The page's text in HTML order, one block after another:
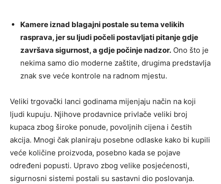
Kamere iznad blagajni postale su tema velikih
rasprava, jer su ljudi počeli postavljati pitanje gdje
završava sigurnost, a gdje počinje nadzor. Ono što je
nekima samo dio moderne zaštite, drugima predstavlja
znak sve veće kontrole na radnom mjestu.
Veliki trgovački lanci godinama mijenjaju način na koji
ljudi kupuju. Njihove prodavnice privlače veliki broj
kupaca zbog široke ponude, povoljnih cijena i čestih
akcija. Mnogi čak planiraju posebne odlaske kako bi kupili
veće količine proizvoda, posebno kada se pojave
određeni popusti. Upravo zbog velike posjećenosti,
sigurnosni sistemi postali su sastavni dio poslovanja.